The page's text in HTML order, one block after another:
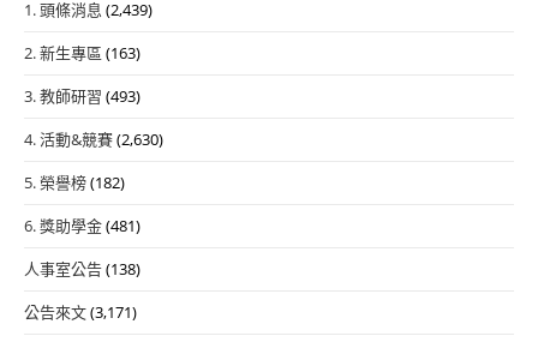
1. 頭條消息 (2,439)
2. 新生專區 (163)
3. 教師研習 (493)
4. 活動&競賽(2,630)
5. 榮譽榜(182)
6. 獎助學金(481)
人事室公告(138)
公告來文(3,171)